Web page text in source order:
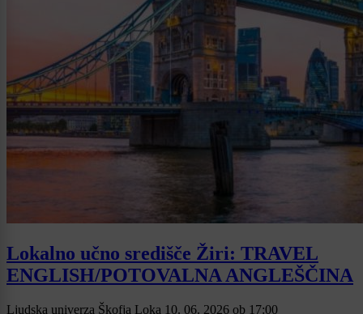
Lokalno učno središče Žiri: TRAVEL
ENGLISH/POTOVALNA ANGLEŠČINA
Ljudska univerza Škofja Loka 10. 06. 2026 ob 17:00